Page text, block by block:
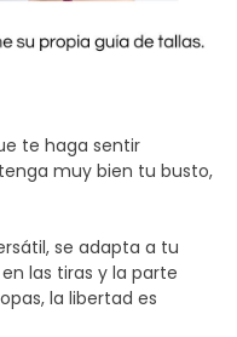
te haga sentir
muy bien tu busto,
se adapta a tu
las tiras y la parte
la libertad es